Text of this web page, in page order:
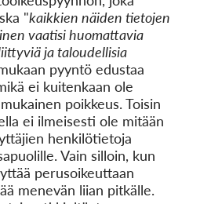
"kaikkien näiden tietojen
vaatisi huomattavia
ja taloudellisia
pyyntö edustaa
ei kuitenkaan ole
poikkeus. Toisin
ei ilmeisesti ole mitään
henkilötietoja
Vain silloin, kun
perusoikeuttaan
menevän liian pitkälle.